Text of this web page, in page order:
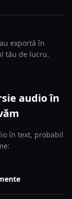
exportă în
tău de lucru.
audio în
în text, probabil